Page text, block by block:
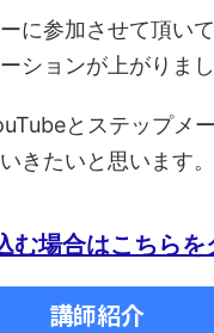
に参加させて頂い
ションが上がりま
とステップメ
きたいと思います。
む場合はこちらを
講師紹介